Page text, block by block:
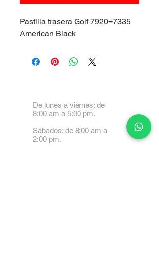
Pastilla trasera Golf 7920=7335
American Black
De lunes a viernes: de
8:00 am a 5:00 pm.
Sábados: de 8:00 am a
2:00 pm.